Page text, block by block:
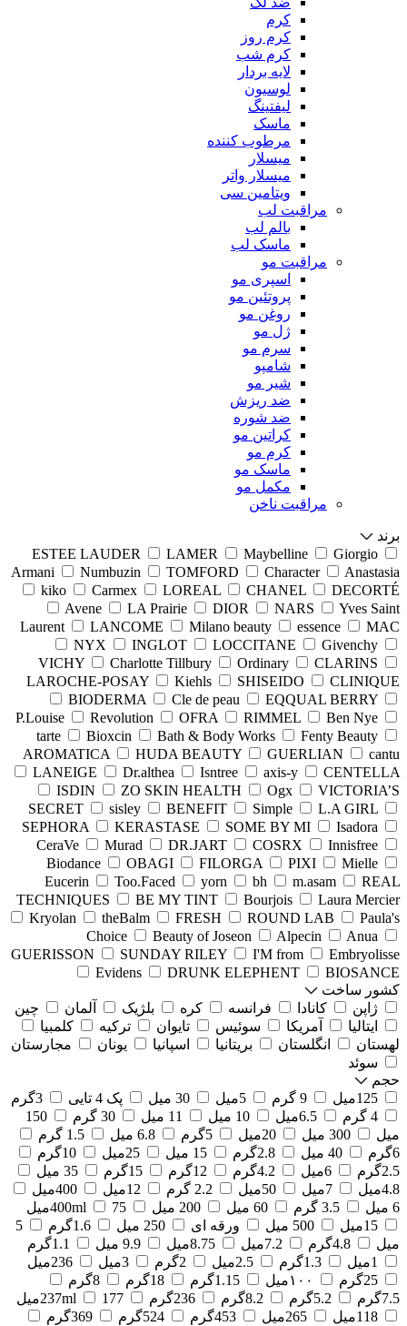
کرم
کرم روز
کرم شب
لایه بردار
لوسیون
لیفتینگ
ماسک
مرطوب کننده
میسلار
میسلار واتر
ویتامین سی
مراقبت لب
بالم لب
ماسک لب
مراقبت مو
اسپری مو
پروتئین مو
روغن مو
ژل مو
سرم مو
شامپو
شیر مو
ضد ریزش
ضد شوره
کراتین مو
کرم مو
ماسک مو
مکمل مو
مراقبت ناخن
برند
ESTEE LAUDER
LAMER Maybelline
Giorgio
Armani
Numbuzin TOMFORD Character
Anastasia
kiko
Carmex LOREAL CHANEL
DECORTÉ
Avene
LA Prairie DIOR NARS
Yves Saint
Laurent
LANCOME Milano beauty essence
MAC
NYX
INGLOT LOCCITANE
Givenchy
VICHY
Charlotte Tillbury Ordinary
CLARINS
LAROCHE-POSAY
Kiehls SHISEIDO
CLINIQUE
BIODERMA
Cle de peau
EQQUAL BERRY
P.Louise
Revolution OFRA RIMMEL
Ben Nye
tarte
Bioxcin Bath & Body Works
Fenty Beauty
AROMATICA
HUDA BEAUTY GUERLIAN
cantu
LANEIGE
Dr.althea Isntree axis-y
CENTELLA
ISDIN
ZO SKIN HEALTH Ogx
VICTORIA’S
SECRET
sisley BENEFIT Simple
L.A GIRL
SEPHORA
KERASTASE SOME BY MI
Isadora
CeraVe
Murad DR.JART COSRX
Innisfree
Biodance
OBAGI FILORGA PIXI
Mielle
Eucerin
Too.Faced yorn bh m.asam
REAL
TECHNIQUES
BE MY TINT Bourjois
Laura Mercier
Kryolan
theBalm FRESH ROUND LAB
Paula's
Choice
Beauty of Joseon Alpecin
Anua
GUERISSON
SUNDAY RILEY I'M from
Embryolisse
Evidens
DRUNK ELEPHENT
BIOSANCE
کشور ساخت
ژاپن
کانادا فرانسه کره بلژیک آلمان
چین
ایتالیا
آمریکا سوئیس تایوان ترکیه
کلمبیا
لهستان
انگلستان بریتانیا اسپانیا یونان
مجارستان
سوئد
حجم
125میل
9 گرم 5میل 30 میل پک 4 تایی
3گرم
4 گرم
6.5میل 10 میل 11 میل 30 گرم
150
میل
300 میل 20میل 5گرم 6.8 میل
1.5 گرم
6گرم
40 میل 2.8گرم 15 میل 25میل
10گرم
2.5گرم
6میل 4.2گرم 12گرم 15گرم
35 میل
4.8میل
7میل 50میل 2.2 گرم 12میل
400میل
6 میل
3.5 گرم 60 میل 200 میل 400ml
75میل
15میل
500 میل ورقه ای 250 میل 1.6گرم
5
میل
4.8گرم 7.2میل 8.75میل 9.9 میل
1.1گرم
1میل
1.3گرم 2.5میل 2گرم 3میل
236میل
25گرم
۱۰۰میل 1.15گرم 18گرم
8گرم
7.5گرم
5.2گرم 8.2گرم 236گرم 237ml
177میل
118میل
265میل 453گرم 524گرم
369گرم